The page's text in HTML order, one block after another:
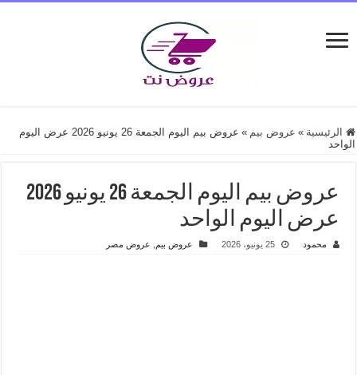
الرئيسية » عروض بيم »
عروض بيم اليوم الجمعة 26 يونيو 2026 عرض اليوم
الواحد
عروض بيم اليوم الجمعة 26 يونيو 2026
عرض اليوم الواحد
محمود 25 يونيو، 2026 عروض بيم عروض مصر